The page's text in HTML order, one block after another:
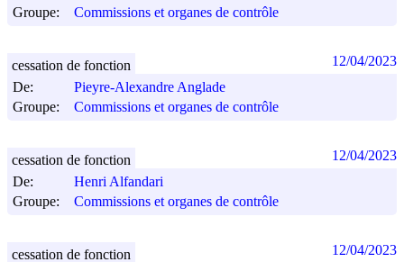
Groupe:
Commissions et organes de contrôle
De:
Pieyre-Alexandre Anglade
Groupe:
Commissions et organes de contrôle
cessation de fonction 12/04/2023
De:
Henri Alfandari
Groupe:
Commissions et organes de contrôle
cessation de fonction 12/04/2023
cessation de fonction 12/04/2023